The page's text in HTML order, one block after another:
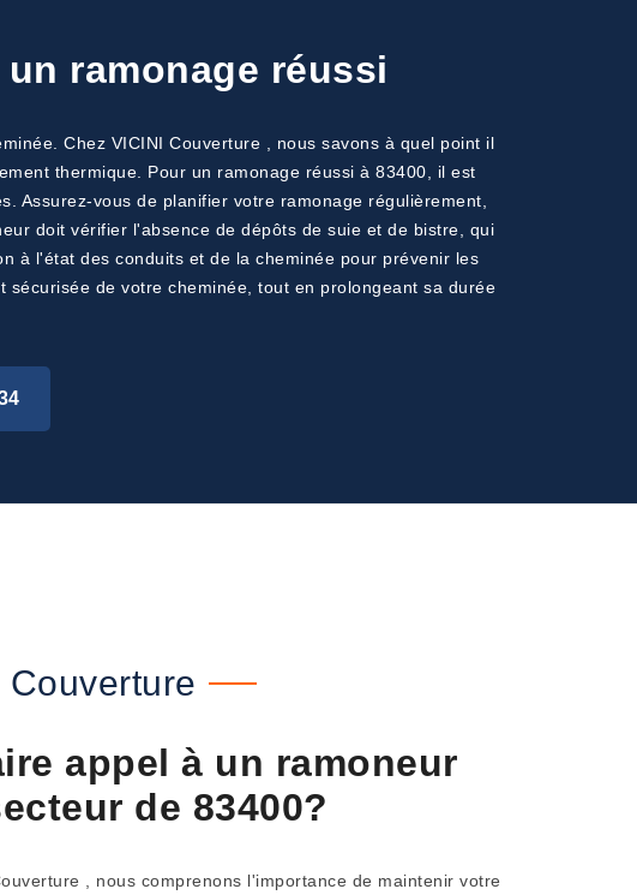
ramonage réussi
Chez VICINI Couverture , nous savons à quel point il
thermique. Pour un ramonage réussi à 83400, il est
Assurez-vous de planifier votre ramonage régulièrement,
doit vérifier l'absence de dépôts de suie et de bistre, qui
à l'état des conduits et de la cheminée pour prévenir les
de votre cheminée, tout en prolongeant sa durée
Couverture
appel à un ramoneur
de 83400?
, nous comprenons l'importance de maintenir votre